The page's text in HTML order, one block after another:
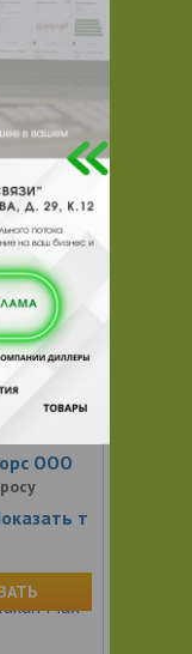
с
в
и
и
Max
ООО
т